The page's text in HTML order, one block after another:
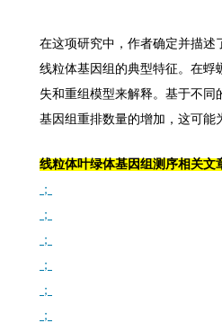
在这项研究中，作者确定并描述
线粒体基因组的典型特征。在蜉
失和重组模型来解释。基于不
基因组重排数量的增加，这可能
线粒体叶绿体基因组测序相关文
；
；
；
；
；
；